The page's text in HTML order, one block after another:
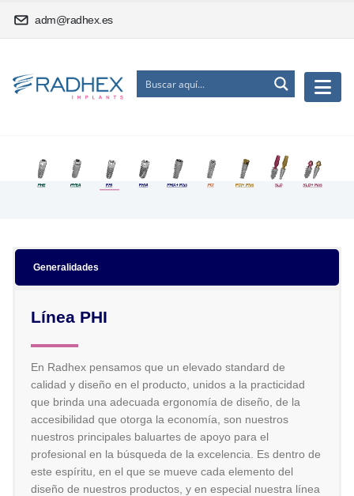
adm@radhex.es
Generalidades
Línea PHI
En Radhex pensamos que un elevado standard de
calidad y diseño en el producto, unidos a la practicidad
que brinda una adecuada ergonomía de diseño, de la
accesibilidad que otorga la economía, son nuestros
nuestros principales baluartes de apoyo para el
profesional en la búsqueda de la excelencia. Es dentro de
este espíritu, en el que se mueve cada elemento del
diseño de nuestros productos, y en especial nuestra línea